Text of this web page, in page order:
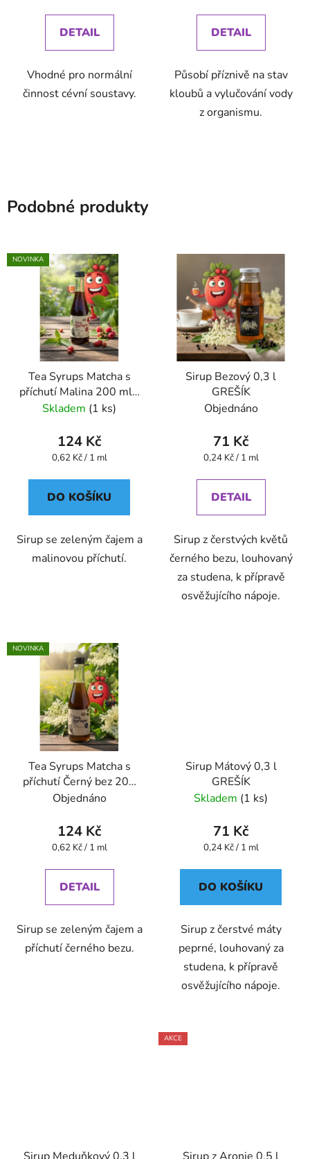
DETAIL
Vhodné pro normální
činnost cévní soustavy.
DETAIL
Působí příznivě na stav
kloubů a vylučování vody
z organismu.
Podobné produkty
NOVINKA
Tea Syrups Matcha s
příchutí Malina 200 ml -
Oxalis
Skladem (1 ks)
124 Kč
Měrná
0,62 Kč / 1 ml
DO KOŠÍKU
Sirup se zeleným čajem a
malinovou příchutí.
Sirup Bezový 0,3 l
GREŠÍK
Objednáno
71 Kč
Měrná
0,24 Kč / 1 ml
DETAIL
Sirup z čerstvých květů
černého bezu, louhovaný
za studena, k přípravě
osvěžujícího nápoje.
NOVINKA
Tea Syrups Matcha s
příchutí Černý bez 200
ml - Oxalis
Objednáno
124 Kč
Měrná
0,62 Kč / 1 ml
DETAIL
Sirup se zeleným čajem a
příchutí černého bezu.
Sirup Mátový 0,3 l
GREŠÍK
Skladem (1 ks)
71 Kč
Měrná
0,24 Kč / 1 ml
DO KOŠÍKU
Sirup z čerstvé máty
peprné, louhovaný za
studena, k přípravě
osvěžujícího nápoje.
AKCE